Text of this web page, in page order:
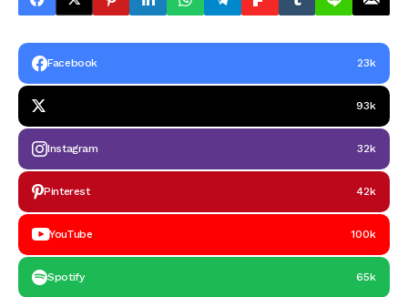
Facebook 23k
93k
Instagram 32k
Pinterest 42k
YouTube 100k
Spotify 65k